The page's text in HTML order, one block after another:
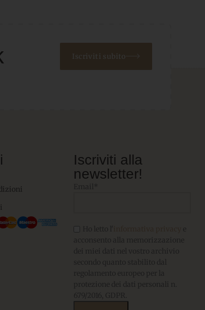
Iscriviti subito
Iscriviti alla
newsletter!